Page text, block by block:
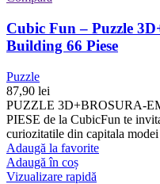
Cubic Fun – Puzzle
Building 66 Piese
Puzzle
87,90 lei
PUZZLE 3D+BROSURA-
PIESE de la CubicFun te
curiozitatile din capitala modei
Adaugă la favorite
Adaugă în coș
Vizualizare rapidă